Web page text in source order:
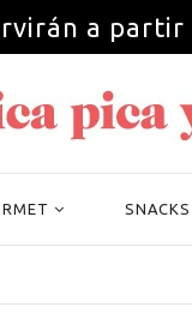
a
SNACKS